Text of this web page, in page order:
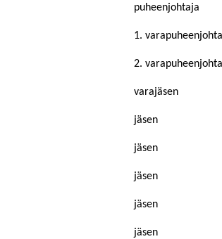
puheenjohtaja
1.
2.
varajäsen
jäsen
jäsen
jäsen
jäsen
jäsen